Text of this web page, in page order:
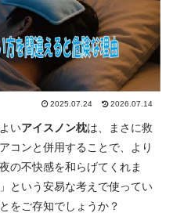
2025.07.24 2026.07.14
いアイスノン枕は、まさに救
コンと併用することで、より
の不快感を和らげてくれま
という安易な考えで使ってい
をご存知でしょうか？